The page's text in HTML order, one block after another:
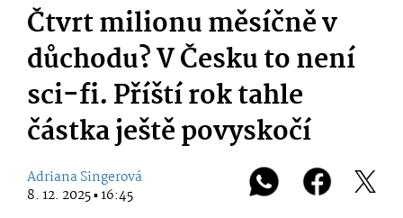
Čtvrt milionu měsíčně v
důchodu? V Česku to není
sci-fi. Příští rok tahle
částka ještě povyskočí
Adriana Singerová
8. 12. 2025 ▪ 16:45